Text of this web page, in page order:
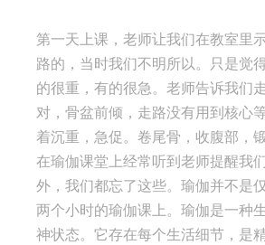
第一天上课，老师让我们在教室里
路的，当时我们不明所以。只是觉
的很重，有的很急。老师告诉我们
对，骨盆前倾，走路没有用到核心
着沉重，急促。卷尾骨，收腹部，
在瑜伽课堂上经常听到老师提醒我
外，我们都忘了这些。瑜伽并不是
两个小时的瑜伽课上。瑜伽是一种
神状态。它存在每个生活细节，是